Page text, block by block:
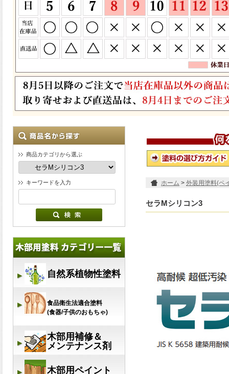
商品カテゴリから選ぶ
キーワードを入力 ホーム > 外装用塗料(ペ
セラMシリコン3